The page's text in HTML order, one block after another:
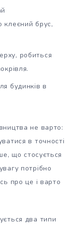
клеєний брус,
робиться
будинків в
не варто:
в точності
що стосується
потрібно
про це і варто
два типи